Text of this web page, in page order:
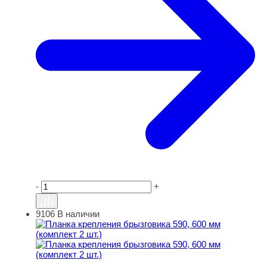
- +
Планка крепления брызговика 590, 600 мм (комплект 2
9106 В наличии